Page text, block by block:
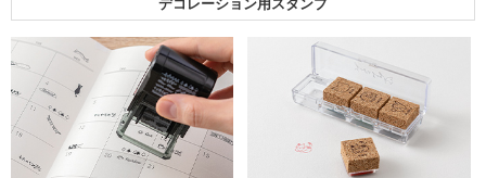
デコレーション用スタンプ